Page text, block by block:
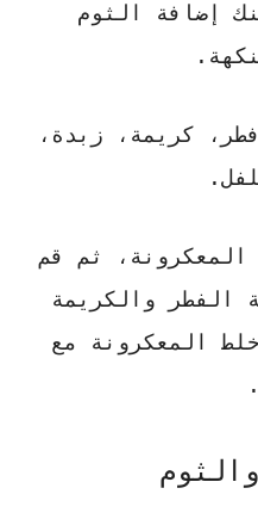
إضافة الثوم
كريمة، زبدة،
المعكرونة، ثم قم
الفطر والكريمة
المعكرونة مع